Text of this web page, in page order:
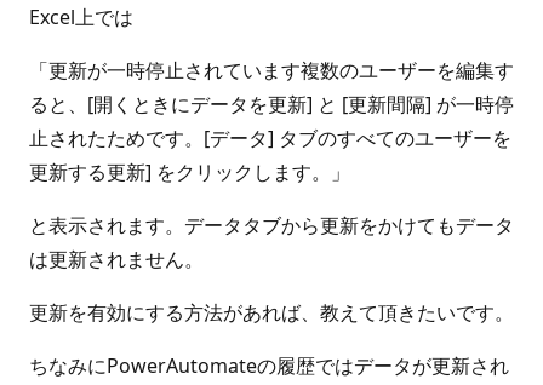
Excel上では
「更新が一時停止されています複数のユーザーを編集す
ると、[開くときにデータを更新] と [更新間隔] が一時停
止されたためです。[データ] タブのすべてのユーザーを
更新する更新] をクリックします。」
と表示されます。データタブから更新をかけてもデータ
は更新されません。
更新を有効にする方法があれば、教えて頂きたいです。
ちなみにPowerAutomateの履歴ではデータが更新され